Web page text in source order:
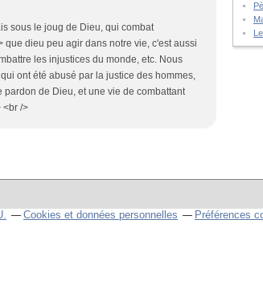
sous le joug de Dieu, qui combat
que dieu peu agir dans notre vie, c'est aussi
les injustices du monde, etc. Nous
ont été abusé par la justice des hommes,
de Dieu, et une vie de combattant
<br />
Cookies et données personnelles Préférences